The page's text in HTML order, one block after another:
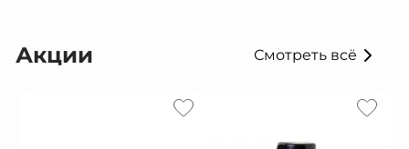
Акции Смотреть всё